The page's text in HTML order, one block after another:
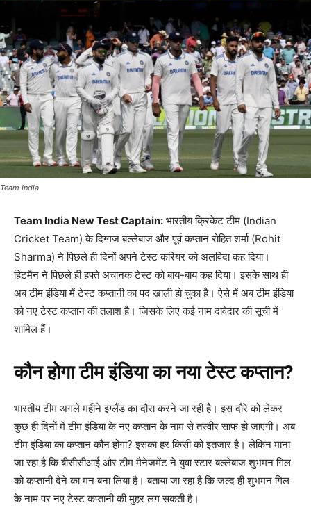
Team India
Team India New Test Captain: भारतीय क्रिकेट टीम (Indian
Cricket Team) के दिग्गज बल्लेबाज और पूर्व कप्तान रोहित शर्मा (Rohit
Sharma) ने पिछले ही दिनों अपने टेस्ट करियर को अलविदा कह दिया।
हिटमैन ने पिछले ही हफ्ते अचानक टेस्ट को बाय-बाय कह दिया। इसके साथ ही
अब टीम इंडिया में टेस्ट कप्तानी का पद खाली हो चुका है। ऐसे में अब टीम इंडिया
को नए टेस्ट कप्तान की तलाश है। जिसके लिए कई नाम दावेदार की सूची में
शामिल हैं।
कौन होगा टीम इंडिया का नया टेस्ट कप्तान?
भारतीय टीम अगले महीने इंग्लैंड का दौरा करने जा रही है। इस दौरे को लेकर
कुछ ही दिनों में टीम इंडिया के नए कप्तान के नाम से तस्वीर साफ हो जाएगी। अब
टीम इंडिया का कप्तान कौन होगा? इसका हर किसी को इंतजार है। लेकिन माना
जा रहा है कि बीसीसीआई और टीम मैनेजमेंट ने युवा स्टार बल्लेबाज शुभमन गिल
को कप्तानी देने का मन बना लिया है। बताया जा रहा है कि जल्द ही शुभमन गिल
के नाम पर नए टेस्ट कप्तानी की मुहर लग सकती है।